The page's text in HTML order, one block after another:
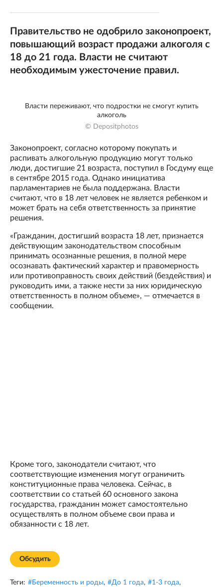
Правительство не одобрило законопроект,
повышающий возраст продажи алкоголя с
18 до 21 года. Власти не считают
необходимым ужесточение правил.
Власти переживают, что подростки не смогут купить
алкоголь
© Depositphotos
Законопроект, согласно которому покупать и
распивать алкогольную продукцию могут только
люди, достигшие 21 возраста, поступил в Госдуму еще
в сентябре 2015 года. Однако инициатива
парламентариев не была поддержана. Власти
считают, что в 18 лет человек не является ребенком и
может брать на себя ответственность за принятие
решения.
«Гражданин, достигший возраста 18 лет, признается
действующим законодательством способным
принимать осознанные решения, в полной мере
осознавать фактический характер и правомерность
или противоправность своих действий (бездействия) и
руководить ими, а также нести за них юридическую
ответственность в полном объеме», — отмечается в
сообщении.
Кроме того, законодатели считают, что
соответствующие изменения могут ограничить
конституционные права человека. Сейчас, в
соответствии со статьей 60 основного закона
государства, гражданин может самостоятельно
осуществлять в полном объеме свои права и
обязанности с 18 лет.
Обсудить
Теги: #Беременность и роды, #До 1 года, #1-3 года,